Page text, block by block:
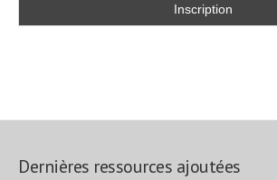
Dernières ressources ajoutées